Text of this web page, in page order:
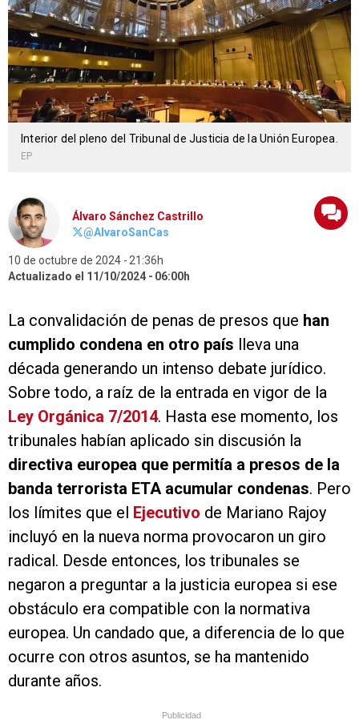
Interior del pleno del Tribunal de Justicia de la Unión Europea.
EP
Álvaro Sánchez Castrillo
@AlvaroSanCas
10 de octubre de 2024
21:36h
Actualizado el 11/10/2024
06:00h
La convalidación de penas de presos que han
cumplido condena en otro país lleva una
década generando un intenso debate jurídico.
Sobre todo, a raíz de la entrada en vigor de la
Ley Orgánica 7/2014. Hasta ese momento, los
tribunales habían aplicado sin discusión la
directiva europea que permitía a presos de la
banda terrorista ETA acumular condenas. Pero
los límites que el Ejecutivo de Mariano Rajoy
incluyó en la nueva norma provocaron un giro
radical. Desde entonces, los tribunales se
negaron a preguntar a la justicia europea si ese
obstáculo era compatible con la normativa
europea. Un candado que, a diferencia de lo que
ocurre con otros asuntos, se ha mantenido
durante años.
Publicidad